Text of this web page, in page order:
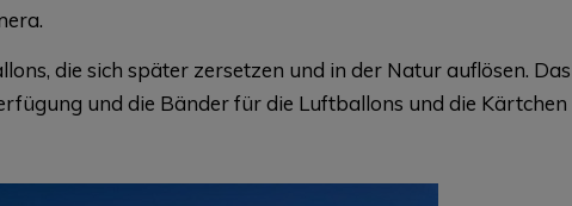
die sich später zersetzen und in der Natur auflösen. Das
und die Bänder für die Luftballons und die Kärtchen